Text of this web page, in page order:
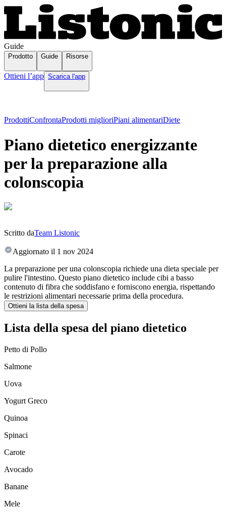
Guide
Prodotto Guide Risorse
Ottieni l’app Scarica l'app
ProdottiConfrontaProdotti miglioriPiani alimentariDiete
Piano dietetico energizzante
per la preparazione alla
colonscopia
Scritto daTeam Listonic
Aggiornato il 1 nov 2024
La preparazione per una colonscopia richiede una dieta speciale per
pulire l'intestino. Questo piano dietetico include cibi a basso
contenuto di fibra che soddisfano e forniscono energia, rispettando
le restrizioni alimentari necessarie prima della procedura.
Ottieni la lista della spesa
Lista della spesa del piano dietetico
Petto di Pollo
Salmone
Uova
Yogurt Greco
Quinoa
Spinaci
Carote
Avocado
Banane
Mele